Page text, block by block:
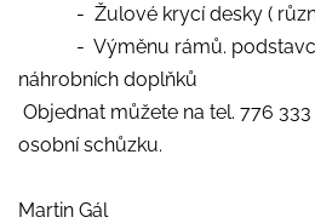
- Žulové krycí desky (
- Výměnu rámů.
náhrobních doplňků
Objednat můžete na tel. 776
osobní schůzku.
Martin Gál